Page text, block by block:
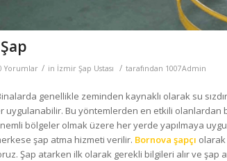
Yorumlar / in İzmir Şap Ustası / tarafından 1007Admin
genellikle zeminden kaynaklı olarak su
uygulanabilir. Bu yöntemlerden en etkili olanlardan
bölgeler olmak üzere her yerde yapılmaya
şap atma hizmeti verilir. Bornova şapçı olarak
Şap atarken ilk olarak gerekli bilgileri alır ve şap